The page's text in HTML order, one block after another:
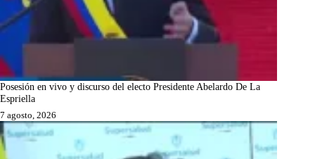
Posesión en vivo y discurso del electo Presidente Abelardo De La
Espriella
7 agosto, 2026